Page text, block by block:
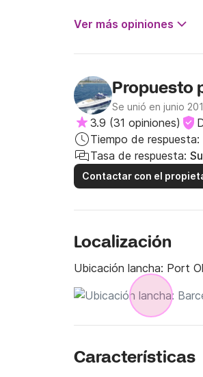
Ver más opiniones
Propuesto
Se unió en junio
3.9 (31 opiniones)
Tiempo de respuesta:
Tasa de respuesta:
Contactar con el
Localización
Ubicación lancha: Port
Características